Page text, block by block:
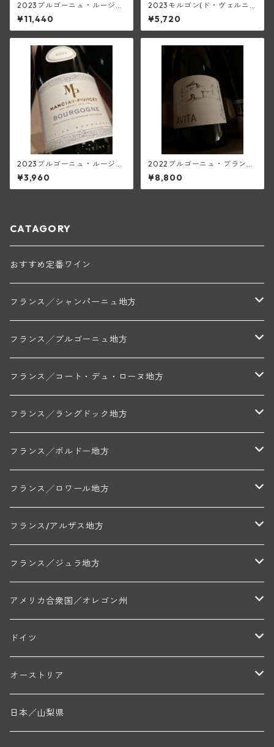
2023ブルゴーニュ・ルージュ
(セラファン)
¥11,440
2023モルゴン(ド・ヴェルニ
ュス)
¥5,720
2023ブルゴーニュ・ルージュ
(マンシア・ポンセ)
¥3,960
2022ブルゴーニュ・ブラン・
トネール・アヴィタ(アラン・
マティアス)
¥8,800
CATAGORY
おすすめ定番ワイン
フランス╱シャンパーニュ地方
モンターニュ・ド・ランス
トリシェ・ディディエ
コート・デ・ブラン
ミッシェル・ジュネ
フランス╱ブルゴーニュ地方
シャブリ地区
プティ・ポンティニィ(シャブリ)
アラン・マティアス(トネロワ)
コート・ド・ニュイ地区
クロード・デュガ(ジュヴレ・シャンベルタン)
セラファン・ペール・エ・フィス(ジュヴレ・シャンベルタン)
エマニュエル・ルジェ(フラジェ・エシェゾー)
ニコラ・ルジェ(フラジェ・エシェゾー)
コート・ド・ボーヌ地区
フランソワーズ・ジャニアール(ペルナン・ヴェルジュレス)
マルキ・ダンジェルヴィル(ヴォルネー)
ドニ・ペール・エ・フィス(ペルナン・ヴェルジュレス)
コント・ラフォン(ムルソー)
コート・シャロネーズ地区
ロワイエ(コート・デュ・クーショワ)
A&Pド・ヴィレーヌ(ブーズロン)
マコネ地区
マンシア・ポンセ(シャントレ)
ボージョレ地区
フランク・ジュイヤール(ジュリエナ)
ギイ・ブルトン(モルゴン)
フランス╱コート・デュ・ローヌ地方
北部地区
ジャン・ルイ・シャーヴ(エルミタージュ)
ジャン・ルイ・シャーヴ・セレクション(エルミタージュ)
南部地区
ル・ヴュー・ドンジョン(シャトーヌフ・デュ・パプ)
シャトー・ライヤ(シャトーヌフ・デュ・パプ)
フランス╱ラングドック地方
コトー・デュ・ラングドック地区
ド・ロルチュ(ヴァルフローネ)
ヴァン・ド・ペイ・ド・レロー
ムーラン・ド・ガサック
フランス╱ボルドー地方
アントル・ドゥー・メール地区
シャトー・レストリーユ
メドック地区
シャトー・ル・タンプル
フランス╱ロワール地方
ペイ・ナンテ地区
デ・オー・ペミオン(ムスカデ)
サントル・ニヴェルネ地区
ディディエ・ダグノー(プイィ・フュメ)
レジス・ミネ(プイィ・フュメ)
トゥーレーヌ地区
ド・ラ・ノブレ(シノン)
フランス/アルザス地方
ロリー・ガスマン
フランス／ジュラ地方
アルボワ
ペリカン
アメリカ合衆国／オレゴン州
ウィラメット・ヴァレー
ニコラ・ジェイ
ドイツ
ラインガウ
ゲオルグ・ブロイヤー
フランケン
オーストリア
テルメンレギオン
日本／山梨県